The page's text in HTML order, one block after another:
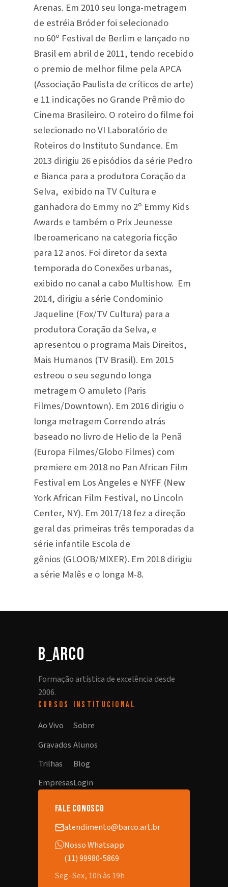
Arenas. Em 2010 seu longa-metragem
de estréia Bróder foi selecionado
no 60º Festival de Berlim e lançado no
Brasil em abril de 2011, tendo recebido
o premio de melhor filme pela APCA
(Associação Paulista de críticos de arte)
e 11 indicações no Grande Prêmio do
Cinema Brasileiro. O roteiro do filme foi
selecionado no VI Laboratório de
Roteiros do Instituto Sundance. Em
2013 dirigiu 26 episódios da série Pedro
e Bianca para a produtora Coração da
Selva, exibido na TV Cultura e
ganhadora do Emmy no 2º Emmy Kids
Awards e também o Prix Jeunesse
Iberoamericano na categoria ficção
para 12 anos. Foi diretor da sexta
temporada do Conexões urbanas,
exibido no canal a cabo Multishow. Em
2014, dirigiu a série Condominio
Jaqueline (Fox/TV Cultura) para a
produtora Coração da Selva, e
apresentou o programa Mais Direitos,
Mais Humanos (TV Brasil). Em 2015
estreou o seu segundo longa
metragem O amuleto (Paris
Filmes/Downtown). Em 2016 dirigiu o
longa metragem Correndo atrás
baseado no livro de Helio de la Penã
(Europa Filmes/Globo Filmes) com
premiere em 2018 no Pan African Film
Festival em Los Angeles e NYFF (New
York African Film Festival, no Lincoln
Center, NY). Em 2017/18 fez a direção
geral das primeiras três temporadas da
série infantile Escola de
gênios (GLOOB/MIXER). Em 2018 dirigiu
a série Malês e o longa M-8.
b_arco
Formação artística de excelência desde
2006.
CURSOS
Ao Vivo
Gravados
Trilhas
Empresas
INSTITUCIONAL
Sobre
Alunos
Blog
Login
fale conosco
atendimento@barco.art.br
Nosso Whatsapp
(11) 99980-5869
Seg–Sex, 10h às 19h